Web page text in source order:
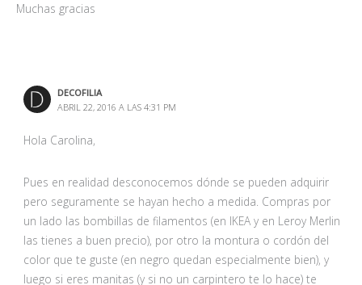
Muchas gracias
DECOFILIA
ABRIL 22, 2016 A LAS 4:31 PM
Hola Carolina,
Pues en realidad desconocemos dónde se pueden adquirir
pero seguramente se hayan hecho a medida. Compras por
un lado las bombillas de filamentos (en IKEA y en Leroy Merlin
las tienes a buen precio), por otro la montura o cordón del
color que te guste (en negro quedan especialmente bien), y
luego si eres manitas (y si no un carpintero te lo hace) te